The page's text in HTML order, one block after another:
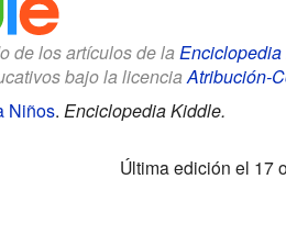
de los artículos de la
bajo la licencia Atribución-
Niños. Enciclopedia Kiddle.
Última edición el 17